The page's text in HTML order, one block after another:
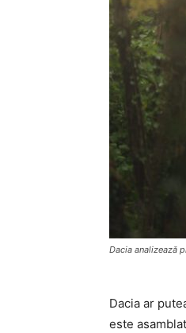
Dacia analizează
Dacia ar
este